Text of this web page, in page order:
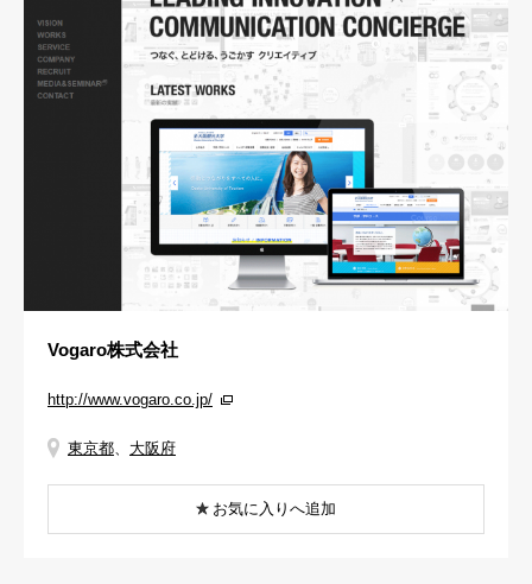
Vogaro株式会社
http://www.vogaro.co.jp/
東京都 大阪府
お気に入りへ追加